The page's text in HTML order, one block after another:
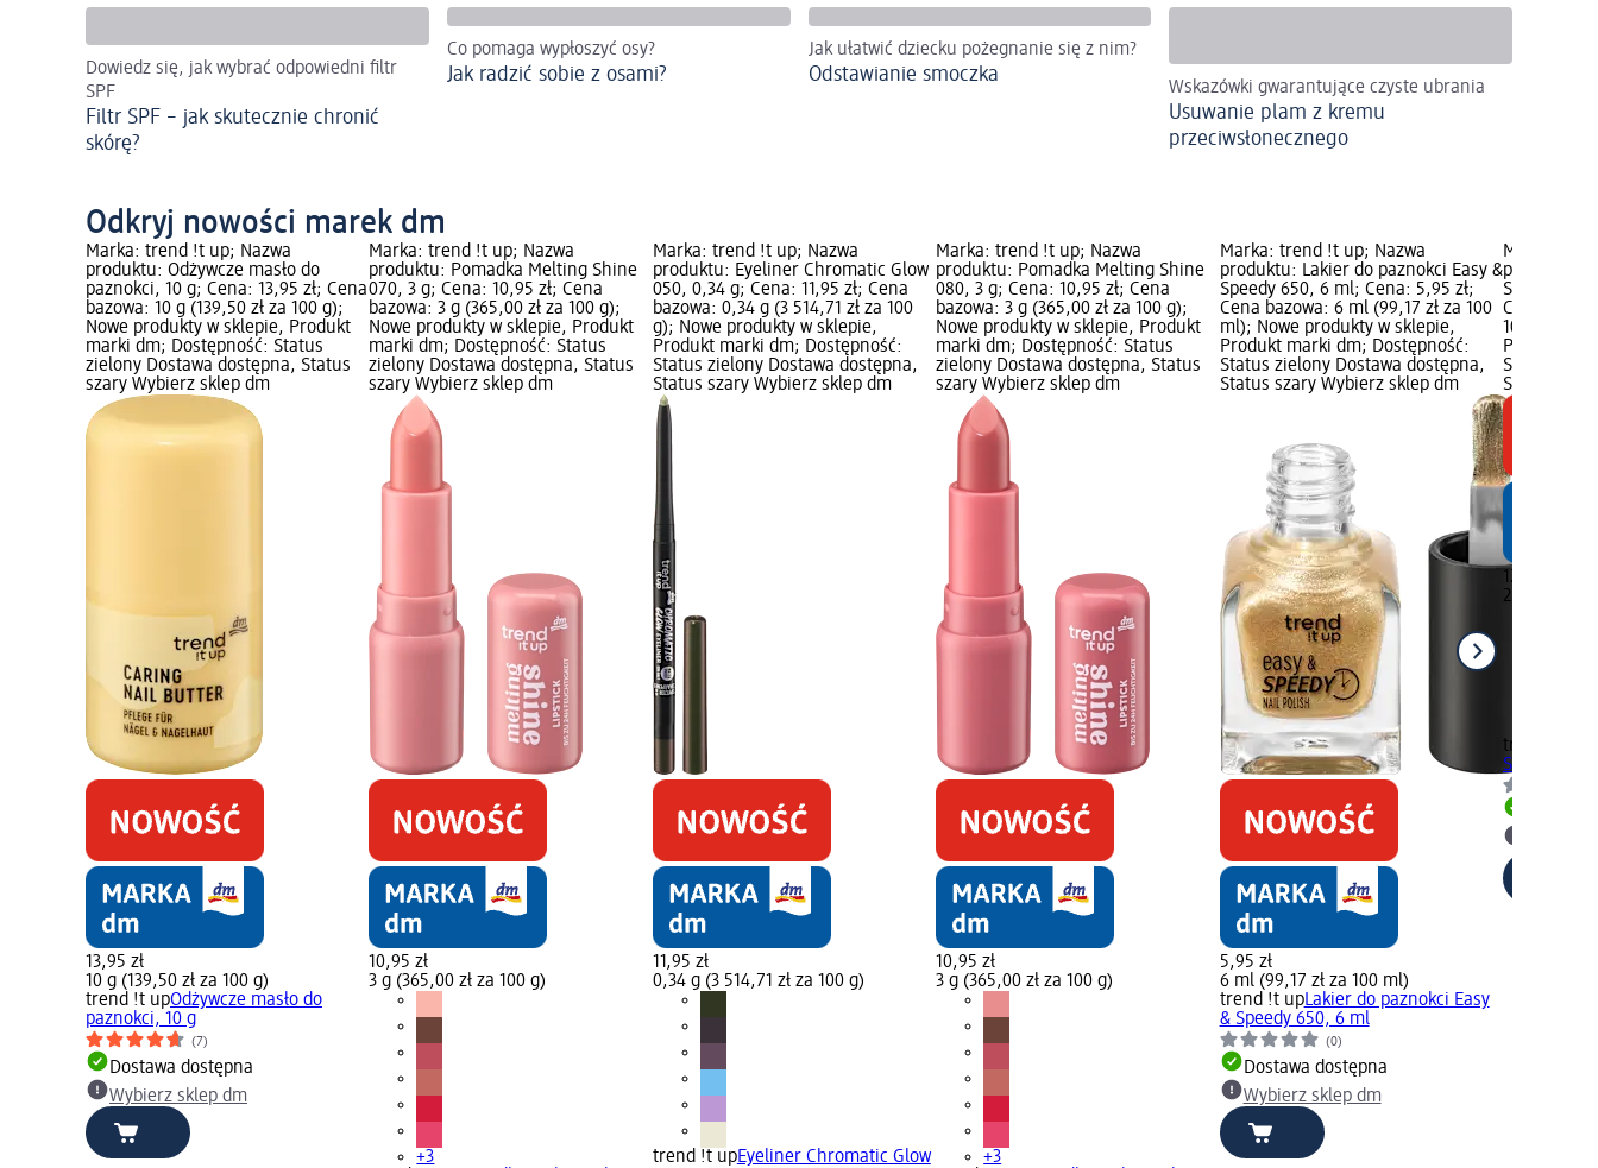
Dowiedz się, jak wybrać odpowiedni filtr
SPF
Filtr SPF – jak skutecznie chronić
skórę?
Co pomaga wypłoszyć osy?
Jak radzić sobie z osami?
Jak ułatwić dziecku pożegnanie się z nim?
Odstawianie smoczka
Wskazówki gwarantujące czyste ubrania
Usuwanie plam z kremu
przeciwsłonecznego
Odkryj nowości marek dm
Marka: trend !t up; Nazwa
produktu: Odżywcze masło do
paznokci, 10 g; Cena: 13,95 zł; Cena
bazowa: 10 g (139,50 zł za 100 g);
Nowe produkty w sklepie, Produkt
marki dm; Dostępność: Status
zielony Dostawa dostępna, Status
szary Wybierz sklep dm
13,95 zł
10 g (139,50 zł za 100 g)
trend !t upOdżywcze masło do
paznokci, 10 g
(7)
Dostawa dostępna
Wybierz sklep dm
Marka: trend !t up; Nazwa
produktu: Pomadka Melting Shine
070, 3 g; Cena: 10,95 zł; Cena
bazowa: 3 g (365,00 zł za 100 g);
Nowe produkty w sklepie, Produkt
marki dm; Dostępność: Status
zielony Dostawa dostępna, Status
szary Wybierz sklep dm
10,95 zł
3 g (365,00 zł za 100 g)
+3
Marka: trend !t up; Nazwa
produktu: Eyeliner Chromatic Glow
050, 0,34 g; Cena: 11,95 zł; Cena
bazowa: 0,34 g (3 514,71 zł za 100
g); Nowe produkty w sklepie,
Produkt marki dm; Dostępność:
Status zielony Dostawa dostępna,
Status szary Wybierz sklep dm
11,95 zł
0,34 g (3 514,71 zł za 100 g)
trend !t upEyeliner Chromatic Glow
Marka: trend !t up; Nazwa
produktu: Pomadka Melting Shine
080, 3 g; Cena: 10,95 zł; Cena
bazowa: 3 g (365,00 zł za 100 g);
Nowe produkty w sklepie, Produkt
marki dm; Dostępność: Status
zielony Dostawa dostępna, Status
szary Wybierz sklep dm
10,95 zł
3 g (365,00 zł za 100 g)
+3
Marka: trend !t up; Nazwa
produktu: Lakier do paznokci Easy &
Speedy 650, 6 ml; Cena: 5,95 zł;
Cena bazowa: 6 ml (99,17 zł za 100
ml); Nowe produkty w sklepie,
Produkt marki dm; Dostępność:
Status zielony Dostawa dostępna,
Status szary Wybierz sklep dm
5,95 zł
6 ml (99,17 zł za 100 ml)
trend !t upLakier do paznokci Easy
& Speedy 650, 6 ml
(0)
Dostawa dostępna
Wybierz sklep dm
Marka:
produktu:
Shine 030,
Cena
100 g);
Produkt
Status
Status
12,95 zł
2,8 g
trend !t up
Shine 030,